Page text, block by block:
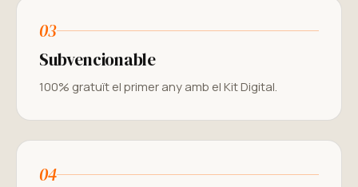
03
Subvencionable
100% gratuït el primer any amb el Kit Digital.
04